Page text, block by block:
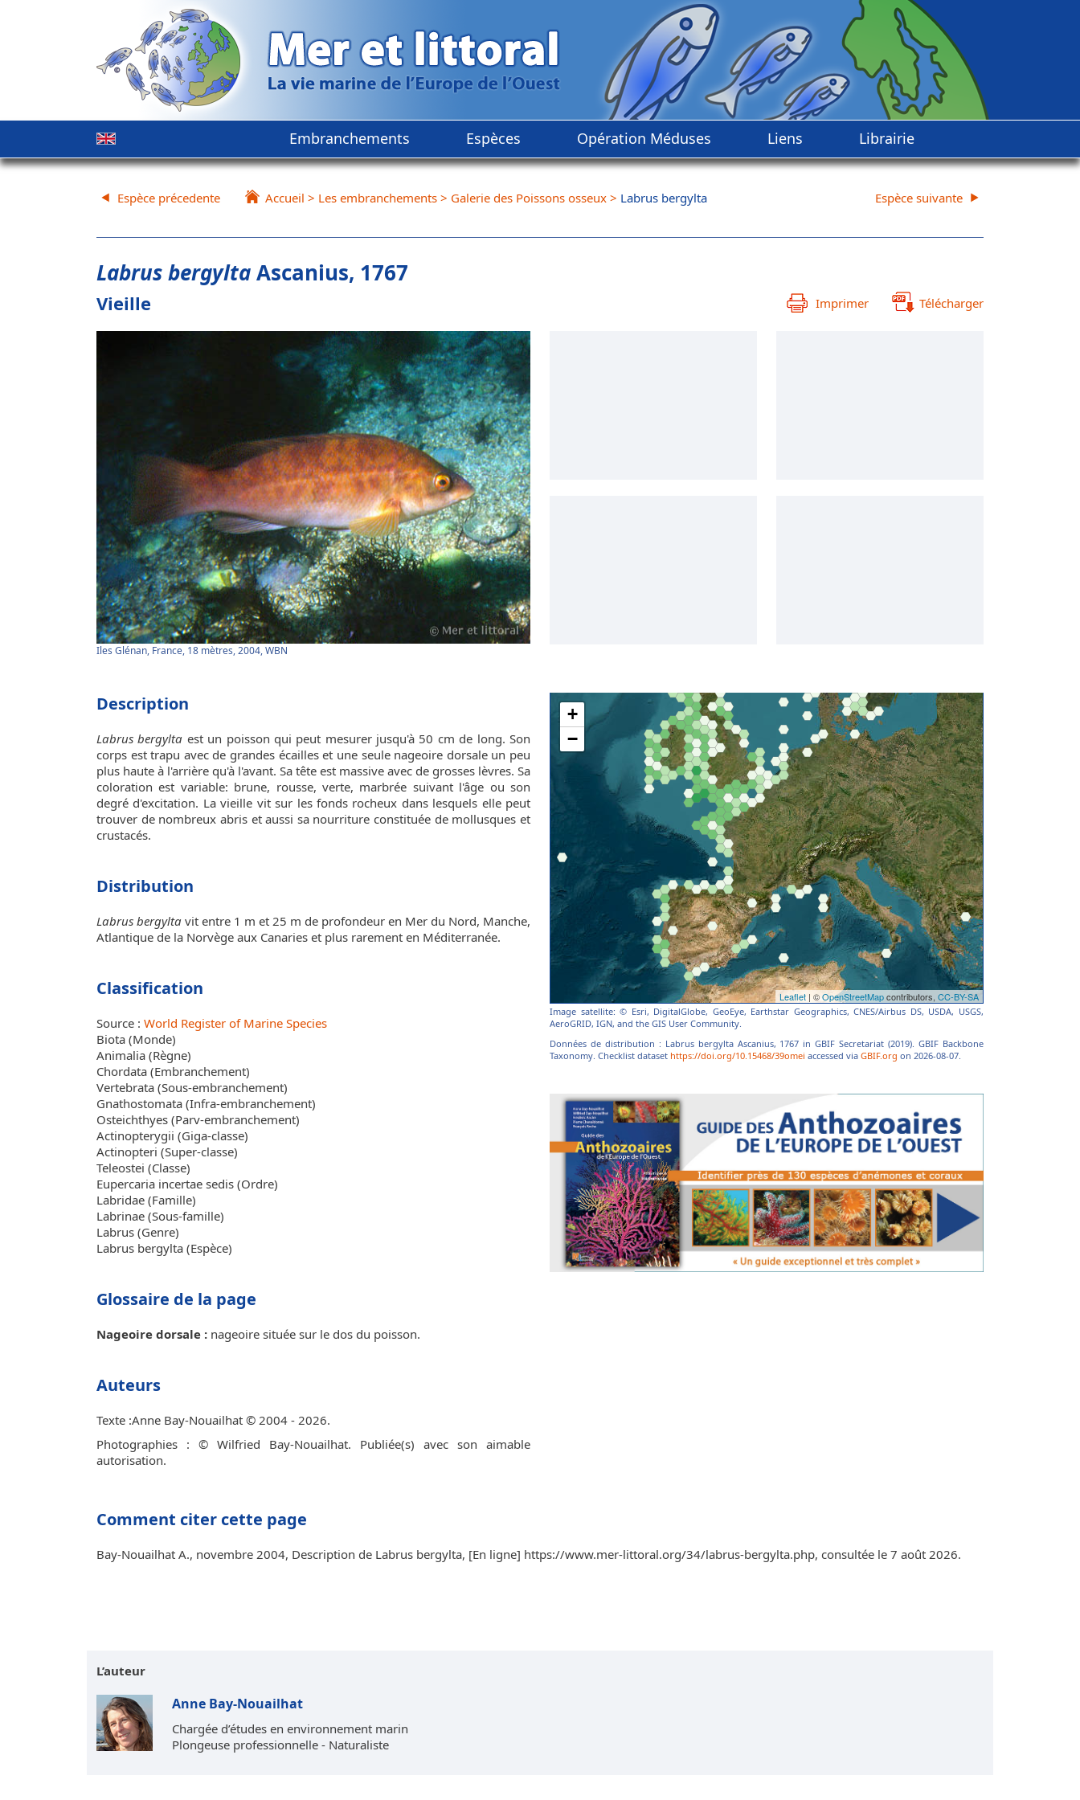
Embranchements Espèces Opération Méduses Liens Librairie
Espèce précedente Accueil > Les embranchements > Galerie des Poissons osseux > Labrus bergylta Espèce suivante
Labrus bergyltaAscanius, 1767
Vieille Imprimer Télécharger
Iles Glénan, France, 18 mètres, 2004, WBN
Description
Labrus bergylta est un poisson qui peut mesurer jusqu'à 50 cm de long. Son
corps est trapu avec de grandes écailles et une seule nageoire dorsale un peu
plus haute à l'arrière qu'à l'avant. Sa tête est massive avec de grosses lèvres. Sa
coloration est variable: brune, rousse, verte, marbrée suivant l'âge ou son
degré d'excitation. La vieille vit sur les fonds rocheux dans lesquels elle peut
trouver de nombreux abris et aussi sa nourriture constituée de mollusques et
crustacés.
Distribution
Labrus bergylta vit entre 1 m et 25 m de profondeur en Mer du Nord, Manche,
Atlantique de la Norvège aux Canaries et plus rarement en Méditerranée.
Classification
Source : World Register of Marine Species
Biota (Monde)
Animalia (Règne)
Chordata (Embranchement)
Vertebrata (Sous-embranchement)
Gnathostomata (Infra-embranchement)
Osteichthyes (Parv-embranchement)
Actinopterygii (Giga-classe)
Actinopteri (Super-classe)
Teleostei (Classe)
Eupercaria incertae sedis (Ordre)
Labridae (Famille)
Labrinae (Sous-famille)
Labrus (Genre)
Labrus bergylta (Espèce)
Glossaire de la page
Nageoire dorsale : nageoire située sur le dos du poisson.
Auteurs
Texte :Anne Bay-Nouailhat © 2004 - 2026.
Photographies : © Wilfried Bay-Nouailhat. Publiée(s) avec son aimable
autorisation.
Image satellite: © Esri, DigitalGlobe, GeoEye, Earthstar Geographics, CNES/Airbus DS, USDA, USGS,
AeroGRID, IGN, and the GIS User Community.
Données de distribution : Labrus bergylta Ascanius, 1767 in GBIF Secretariat (2019). GBIF Backbone
Taxonomy. Checklist dataset https://doi.org/10.15468/39omei accessed via GBIF.org on 2026-08-07.
Comment citer cette page
Bay-Nouailhat A., novembre 2004, Description de Labrus bergylta, [En ligne] https://www.mer-littoral.org/34/labrus-bergylta.php, consultée le 7 août 2026.
L’auteur
Anne Bay-Nouailhat
Chargée d’études en environnement marin
Plongeuse professionnelle - Naturaliste